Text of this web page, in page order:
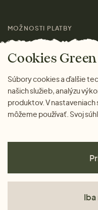
MOŽNOSTI PLATBY
Cookies
Súbory cookies a ďalšie
našich služieb, analýzu
produktov. V
môžeme používať. Svoj
Iba